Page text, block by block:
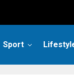
Sport